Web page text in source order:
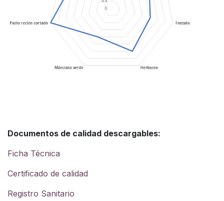
Documentos de calidad descargables:
Ficha Técnica
Certificado de calidad
Registro Sanitario